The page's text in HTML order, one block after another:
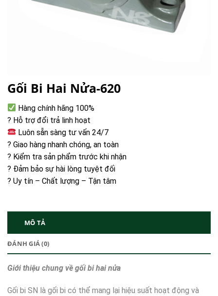
Gối Bi Hai Nửa-620
Hàng chính hãng 100%
? Hỗ trợ đổi trả linh hoạt
Luôn sẵn sàng tư vấn 24/7
? Giao hàng nhanh chóng, an toàn
? Kiểm tra sản phẩm trước khi nhận
? Đảm bảo sự hài lòng tuyệt đối
? Uy tín – Chất lượng – Tận tâm
MÔ TẢ
ĐÁNH GIÁ (0)
Giới thiệu chung về gối bi hai nửa
Gối bi SN là gối bi có thể mang lại hiệu suất hoạt động và